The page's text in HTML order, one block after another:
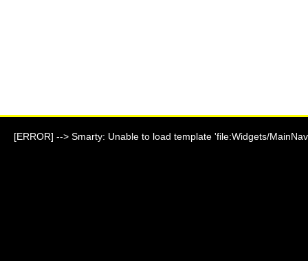
[ERROR] --> Smarty: Unable to load template 'file:Widgets/